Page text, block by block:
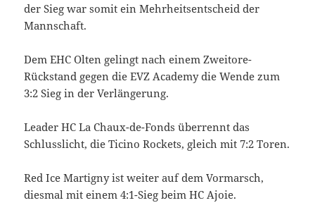
der Sieg war somit ein Mehrheitsentscheid der
Mannschaft.
Dem EHC Olten gelingt nach einem Zweitore-
Rückstand gegen die EVZ Academy die Wende zum
3:2 Sieg in der Verlängerung.
Leader HC La Chaux-de-Fonds überrennt das
Schlusslicht, die Ticino Rockets, gleich mit 7:2 Toren.
Red Ice Martigny ist weiter auf dem Vormarsch,
diesmal mit einem 4:1-Sieg beim HC Ajoie.